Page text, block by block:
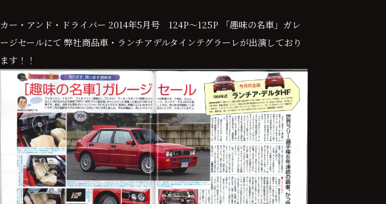
カー・アンド・ドライバー 2014年5月号 124P～125P 「趣味の名車」ガレ
ージセールにて 弊社商品車・ランチアデルタインテグラーレが出演しており
ます！！